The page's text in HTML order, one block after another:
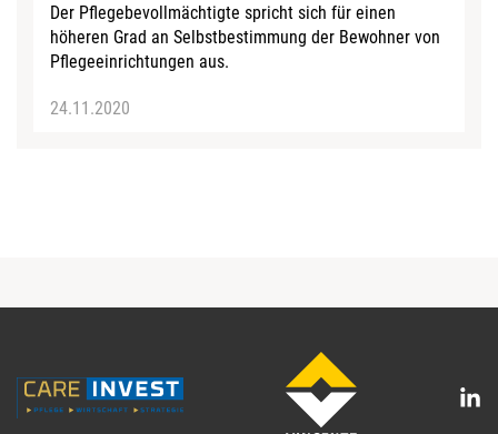
Der Pflegebevollmächtigte spricht sich für einen
höheren Grad an Selbstbestimmung der Bewohner von
Pflegeeinrichtungen aus.
24.11.2020